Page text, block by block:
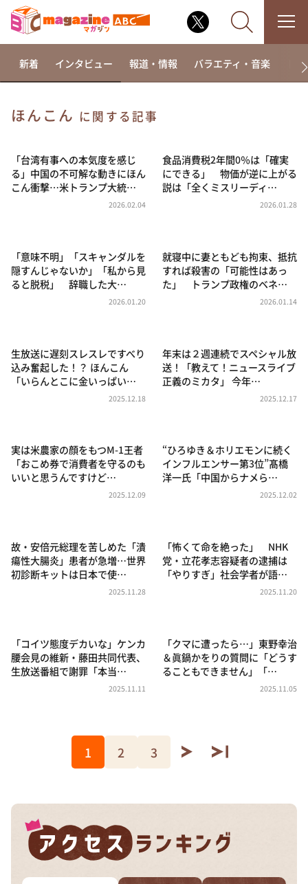
相席食堂
これ余談なんですけど・・・
～人生密着トークバラエティ！～ やすとものいたっ
news おかえり
河合＆A.B.C-Z塚田×福井アナ「なんでやねん！？」
（news おかえり）
朝だ！生です旅サラダ
教えて！ニュースライブ 正義のミカタ
ポツンと一軒家
ザキ山小屋本館
新着 インタビュー 報道・情報 バラエティ・音楽 ド
ほんこん に関する記事
「台湾有事への本気度を感じ
る」中国の不可解な動きにほん
こん衝撃…米トランプ大統…
2026.02.04
食品消費税2年間0％は「確実
にできる」 物価が逆に上がる
説は「全くミスリーディ…
2026.01.28
「意味不明」「スキャンダルを
隠すんじゃないか」「私から見
ると脱税」 辞職した大…
2026.01.20
就寝中に妻ともども拘束、抵抗
すれば殺害の「可能性はあっ
た」 トランプ政権のベネ…
2026.01.14
生放送に遅刻スレスレですべり
込み奮起した！？ ほんこん
「いらんとこに金いっぱい…
2025.12.18
年末は２週連続でスペシャル放
送！「教えて！ニュースライブ
正義のミカタ」 今年…
2025.12.17
実は米農家の顔をもつM-1王者
「おこめ券で消費者を守るのも
いいと思うんですけど…
2025.12.09
“ひろゆき＆ホリエモンに続く
インフルエンサー第3位”髙橋
洋一氏「中国からナメら…
2025.12.02
故・安倍元総理を苦しめた「潰
瘍性大腸炎」患者が急増…世界
初診断キットは日本で使…
2025.11.28
「怖くて命を絶った」 NHK
党・立花孝志容疑者の逮捕は
「やりすぎ」社会学者が語…
2025.11.20
「コイツ態度デカいな」ケンカ
腰会見の維新・藤田共同代表、
生放送番組で謝罪「本当…
2025.11.11
「クマに遭ったら…」東野幸治
＆眞鍋かをりの質問に「どうす
ることもできません」「…
2025.11.05
1 2 3